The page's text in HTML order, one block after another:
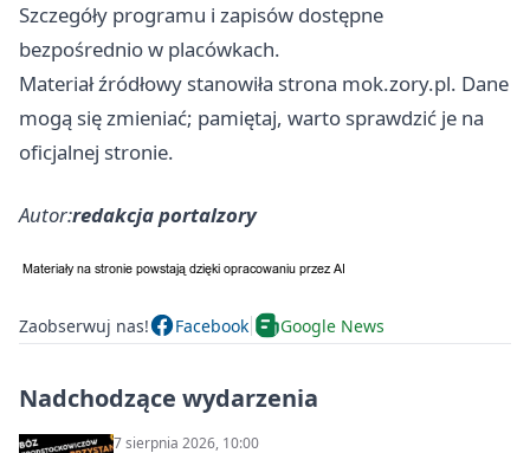
Szczegóły programu i zapisów dostępne
bezpośrednio w placówkach.
Materiał źródłowy stanowiła strona mok.zory.pl. Dane
mogą się zmieniać; pamiętaj, warto sprawdzić je na
oficjalnej stronie.
Autor:redakcja portalzory
Zaobserwuj nas! Facebook Google News
Nadchodzące wydarzenia
7 sierpnia 2026, 10:00